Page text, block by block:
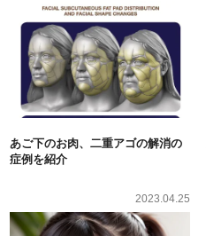
あご下のお肉、二重アゴの解消の
症例を紹介
2023.04.25